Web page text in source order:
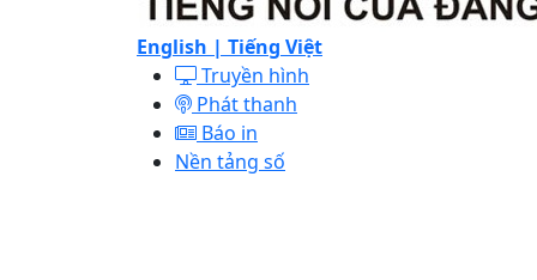
English | Tiếng Việt
Truyền hình
Phát thanh
Báo in
Nền tảng số